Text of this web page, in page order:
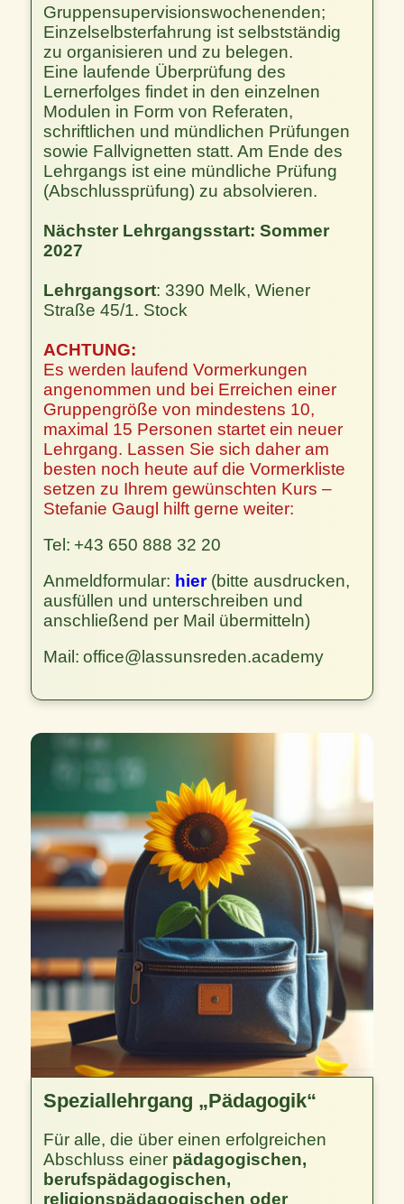
Gruppensupervisionswochenenden;
Einzelselbsterfahrung ist selbstständig
zu organisieren und zu belegen.
Eine laufende Überprüfung des
Lernerfolges findet in den einzelnen
Modulen in Form von Referaten,
schriftlichen und mündlichen Prüfungen
sowie Fallvignetten statt. Am Ende des
Lehrgangs ist eine mündliche Prüfung
(Abschlussprüfung) zu absolvieren.
Nächster Lehrgangsstart: Sommer
2027
Lehrgangsort: 3390 Melk, Wiener
Straße 45/1. Stock
ACHTUNG:
Es werden laufend Vormerkungen
angenommen und bei Erreichen einer
Gruppengröße von mindestens 10,
maximal 15 Personen startet ein neuer
Lehrgang. Lassen Sie sich daher am
besten noch heute auf die Vormerkliste
setzen zu Ihrem gewünschten Kurs –
Stefanie Gaugl hilft gerne weiter:
Tel: +43 650 888 32 20
Anmeldformular: hier(bitte ausdrucken,
ausfüllen und unterschreiben und
anschließend per Mail übermitteln)
Mail: office@lassunsreden.academy
Speziallehrgang „Pädagogik“
Für alle, die über einen erfolgreichen
Abschluss einer pädagogischen,
berufspädagogischen,
religionspädagogischen oder